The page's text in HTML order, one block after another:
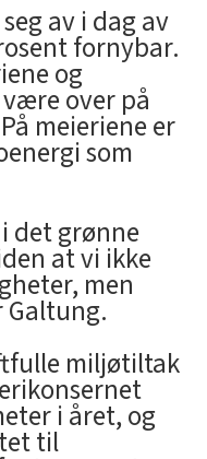
av i dag av
fornybar.
og
over på
meieriene er
som
det grønne
at vi ikke
men
Galtung.
miljøtiltak
i året, og
til